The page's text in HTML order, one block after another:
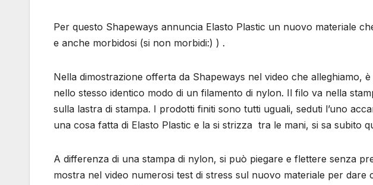
Per questo Shapeways annuncia Elasto Plastic un nuovo materiale
e anche morbidosi (si non morbidi:) ) .
Nella dimostrazione offerta da Shapeways nel video che alleghiamo,
nello stesso identico modo di un filamento di nylon. Il filo va nella
sulla lastra di stampa. I prodotti finiti sono tutti uguali, seduti l’uno
una cosa fatta di Elasto Plastic e la si strizza tra le mani, si sa subito
A differenza di una stampa di nylon, si può piegare e flettere senza
mostra nel video numerosi test di stress sul nuovo materiale per dare